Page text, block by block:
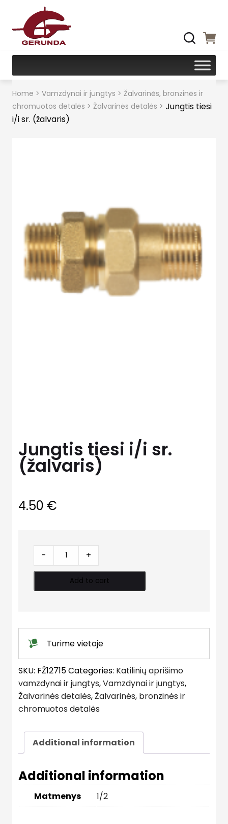
Home > Vamzdynai ir jungtys > Žalvarinės, bronzinės ir
chromuotos detalės > Žalvarinės detalės > Jungtis tiesi
i/i sr. (žalvaris)
Jungtis tiesi i/i sr.
(žalvaris)
4.50 €
tiesi
sr.
- +
Add to cart
Turime vietoje
SKU: FŽ12715Categories: Katilinių aprišimo
vamzdynai ir jungtys,Vamzdynai ir jungtys,
Žalvarinės detalės,Žalvarinės, bronzinės ir
chromuotos detalės
Additional information
Additional information
Matmenys 1/2